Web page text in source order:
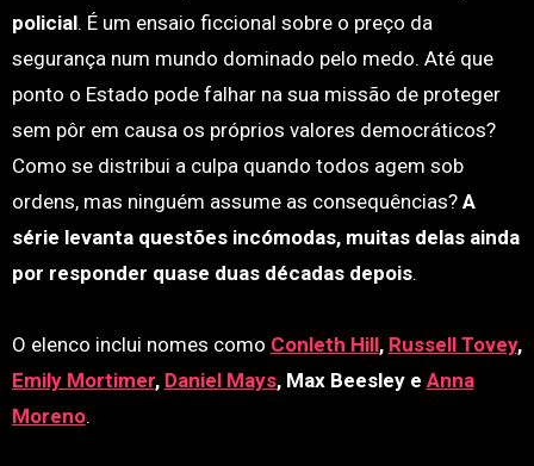
policial. É um ensaio ficcional sobre o preço da
segurança num mundo dominado pelo medo. Até que
ponto o Estado pode falhar na sua missão de proteger
sem pôr em causa os próprios valores democráticos?
Como se distribui a culpa quando todos agem sob
ordens, mas ninguém assume as consequências? A
série levanta questões incómodas, muitas delas ainda
por responder quase duas décadas depois.
O elenco inclui nomes como Conleth Hill, Russell Tovey,
Emily Mortimer, Daniel Mays, Max Beesley e Anna
Moreno.